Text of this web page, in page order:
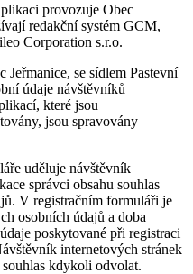
provozuje Obec
redakční systém GCM,
Corporation s.r.o.
Jeřmanice, se sídlem Pastevní
údaje návštěvníků
které jsou
jsou spravovány
uděluje návštěvník
správci obsahu souhlas
V registračním formuláři je
osobních údajů a doba
poskytované při registraci
internetových stránek
kdykoli odvolat.